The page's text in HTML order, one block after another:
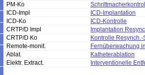
PM-Ko
ICD-Impl
ICD-Implantation
ICD-Ko
ICD-Kontrolle
CRTP/D Impl
Implantation
CRTP/D Ko
Kontrolle Resynch.-
Remote-monit.
Fernüberwachung
Ablat.
Katheterablation
Elektr. Extract.
Interventionelle